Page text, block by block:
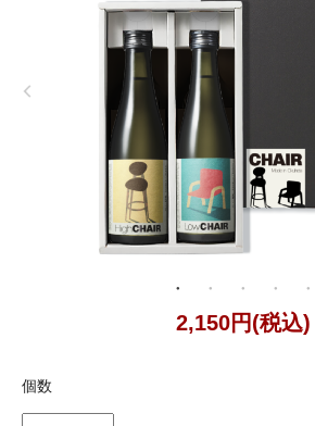
2,150円(税込)
個数